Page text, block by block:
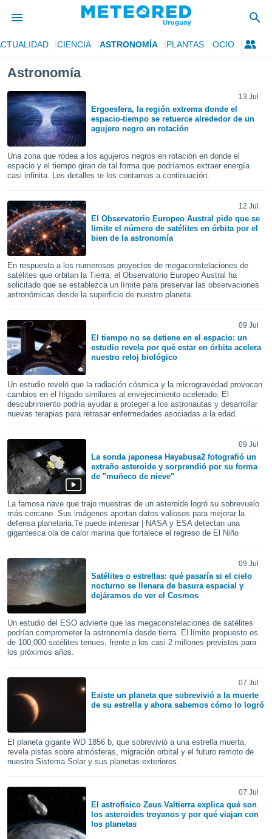
de
ha
por
para
que se
calidad.
a este
las
y
forma
digital
basada
seguir
contenido
coste.
botón
a la
sean
nuestros
nos
y análisis
en
así como
perfil
en
más
nuestra
y
de
disponible
cookies
aceptar
de
ACEPTAR
CONTINUAR
CONFIGURACIÓN
CIENCIA ASTRONOMÍA PLANTAS OCIO
Astronomía
13 Jul
Ergoesfera, la región extrema donde el
espacio-tiempo se retuerce alrededor de un
agujero negro en rotación
Una zona que rodea a los agujeros negros en rotación en donde el
espacio y el tiempo giran de tal forma que podríamos extraer energía
casi infinita. Los detalles te los contamos a continuación.
12 Jul
El Observatorio Europeo Austral pide que se
limite el número de satélites en órbita por el
bien de la astronomía
En respuesta a los numerosos proyectos de megaconstelaciones de
satélites que orbitan la Tierra, el Observatorio Europeo Austral ha
solicitado que se establezca un límite para preservar las observaciones
astronómicas desde la superficie de nuestro planeta.
09 Jul
El tiempo no se detiene en el espacio: un
estudio revela por qué estar en órbita acelera
nuestro reloj biológico
Un estudio reveló que la radiación cósmica y la microgravedad provocan
cambios en el hígado similares al envejecimiento acelerado. El
descubrimiento podría ayudar a proteger a los astronautas y desarrollar
nuevas terapias para retrasar enfermedades asociadas a la edad.
09 Jul
La sonda japonesa Hayabusa2 fotografió un
extraño asteroide y sorprendió por su forma
de "muñeco de nieve"
La famosa nave que trajo muestras de un asteroide logró su sobrevuelo
más cercano. Sus imágenes aportan datos valiosos para mejorar la
defensa planetaria.Te puede interesar | NASA y ESA detectan una
gigantesca ola de calor marina que fortalece el regreso de El Niño
09 Jul
Satélites o estrellas: qué pasaría si el cielo
nocturno se llenara de basura espacial y
dejáramos de ver el Cosmos
Un estudio del ESO advierte que las megaconstelaciones de satélites
podrían comprometer la astronomía desde tierra. El límite propuesto es
de 100,000 satélites tenues, frente a los casi 2 millones previstos para
los próximos años.
07 Jul
Existe un planeta que sobrevivió a la muerte
de su estrella y ahora sabemos cómo lo logró
El planeta gigante WD 1856 b, que sobrevivió a una estrella muerta,
revela pistas sobre atmósferas, migración orbital y el futuro remoto de
nuestro Sistema Solar y sus planetas exteriores.
07 Jul
El astrofísico Zeus Valtierra explica qué son
los asteroides troyanos y por qué viajan con
los planetas